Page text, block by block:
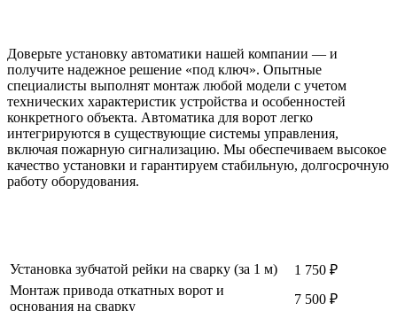
Доверьте установку автоматики нашей компании — и
получите надежное решение «под ключ». Опытные
специалисты выполнят монтаж любой модели с учетом
технических характеристик устройства и особенностей
конкретного объекта. Автоматика для ворот легко
интегрируются в существующие системы управления,
включая пожарную сигнализацию. Мы обеспечиваем высокое
качество установки и гарантируем стабильную, долгосрочную
работу оборудования.
Установка зубчатой рейки на сварку (за 1 м)
1 750 ₽
Монтаж привода откатных ворот и
основания на сварку
7 500 ₽